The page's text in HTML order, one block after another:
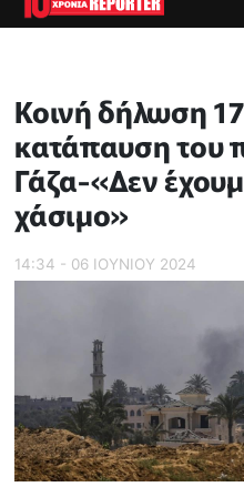
Κοινή δήλωση
κατάπαυση του
Γάζα-«Δεν
χάσιμο»
14:34 - 06 ΙΟΥΝΙΟΥ 2024